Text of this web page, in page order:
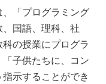
「プログラミング
国語、理科、社
の授業にプログラ
子供たちに、コン
示することができ